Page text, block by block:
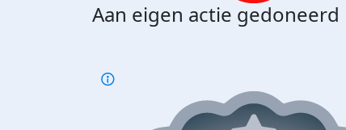
Aan eigen actie gedoneerd